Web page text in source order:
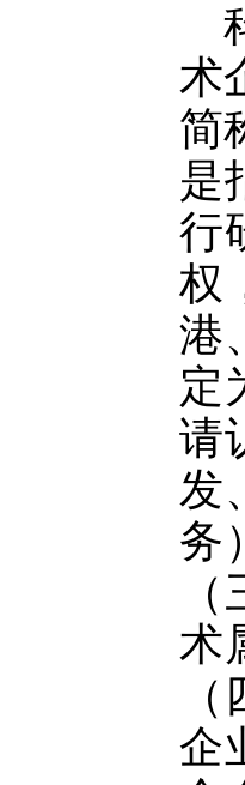
术
简
是
行
权
港
定
请
发
务
术
企